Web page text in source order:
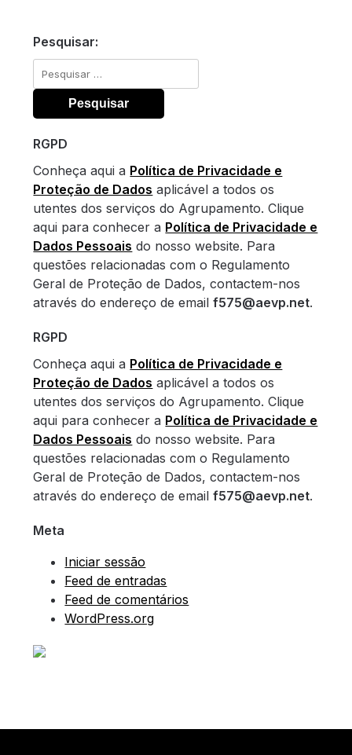
Pesquisar:
Pesquisar
por:
RGPD
Conheça aqui a Política de Privacidade e
Proteção de Dados aplicável a todos os
utentes dos serviços do Agrupamento. Clique
aqui para conhecer a Política de Privacidade e
Dados Pessoais do nosso website. Para
questões relacionadas com o Regulamento
Geral de Proteção de Dados, contactem-nos
através do endereço de emailf575@aevp.net.
RGPD
Conheça aqui a Política de Privacidade e
Proteção de Dados aplicável a todos os
utentes dos serviços do Agrupamento. Clique
aqui para conhecer a Política de Privacidade e
Dados Pessoais do nosso website. Para
questões relacionadas com o Regulamento
Geral de Proteção de Dados, contactem-nos
através do endereço de emailf575@aevp.net.
Meta
Iniciar sessão
Feed de entradas
Feed de comentários
WordPress.org